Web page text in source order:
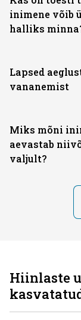
inimene võib
halliks
Lapsed
vananemist
Miks mõni
aevastab
valjult?
Hiinlaste